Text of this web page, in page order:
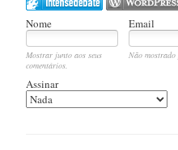
Nome Email
Mostrar junto aos seus
comentários.
Não mostrado
Assinar